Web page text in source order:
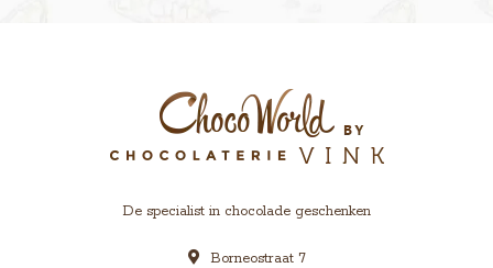
De specialist in chocolade geschenken
Borneostraat 7